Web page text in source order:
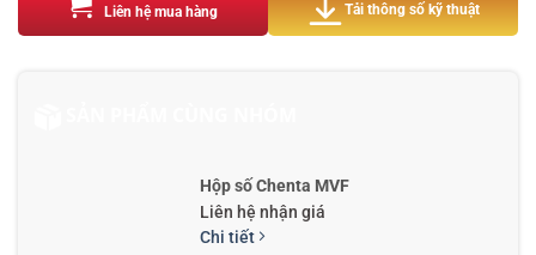
Liên hệ mua hàng Tải thông số kỹ thuật
Hộp số Chenta MVF
Liên hệ nhận giá
Chi tiết